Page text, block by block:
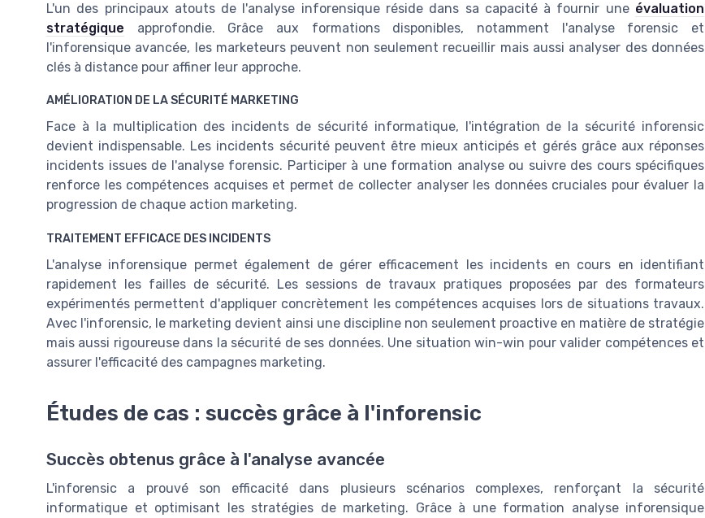
L'un des principaux atouts de l'analyse inforensique réside dans sa capacité à fournir une évaluation
stratégique approfondie. Grâce aux formations disponibles, notamment l'analyse forensic et
l'inforensique avancée, les marketeurs peuvent non seulement recueillir mais aussi analyser des données
clés à distance pour affiner leur approche.
AMÉLIORATION DE LA SÉCURITÉ MARKETING
Face à la multiplication des incidents de sécurité informatique, l'intégration de la sécurité inforensic
devient indispensable. Les incidents sécurité peuvent être mieux anticipés et gérés grâce aux réponses
incidents issues de l'analyse forensic. Participer à une formation analyse ou suivre des cours spécifiques
renforce les compétences acquises et permet de collecter analyser les données cruciales pour évaluer la
progression de chaque action marketing.
TRAITEMENT EFFICACE DES INCIDENTS
L'analyse inforensique permet également de gérer efficacement les incidents en cours en identifiant
rapidement les failles de sécurité. Les sessions de travaux pratiques proposées par des formateurs
expérimentés permettent d'appliquer concrètement les compétences acquises lors de situations travaux.
Avec l'inforensic, le marketing devient ainsi une discipline non seulement proactive en matière de stratégie
mais aussi rigoureuse dans la sécurité de ses données. Une situation win-win pour valider compétences et
assurer l'efficacité des campagnes marketing.
Études de cas : succès grâce à l'inforensic
Succès obtenus grâce à l'analyse avancée
L'inforensic a prouvé son efficacité dans plusieurs scénarios complexes, renforçant la sécurité
informatique et optimisant les stratégies de marketing. Grâce à une formation analyse inforensique